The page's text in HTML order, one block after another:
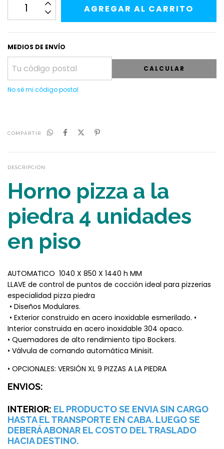
MEDIOS DE ENVÍO
CALCULAR
No sé mi código postal
COMPARTIR
DESCRIPCIÓN
Horno pizza a la
piedra 4 unidades
en piso
AUTOMATICO 1040 X 850 X 1440 h MM
LLAVE de control de puntos de cocción ideal para pizzerias
especialidad pizza piedra
• Diseños Modulares.
• Exterior construido en acero inoxidable esmerilado. •
Interior construida en acero inoxidable 304 opaco.
• Quemadores de alto rendimiento tipo Bockers.
• Válvula de comando automática Minisit.
• OPCIONALES: VERSIÓN XL 9 PIZZAS A LA PIEDRA
ENVIOS:
INTERIOR: EL PRODUCTO SE ENVIA SIN CARGO
HASTA EL TRANSPORTE EN CABA. LUEGOSE
DEBERÁ ABONAR EL COSTO DEL TRASLADO
HACIA DESTINO.